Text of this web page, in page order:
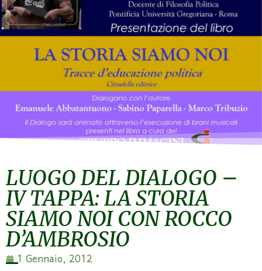
LUOGO DEL DIALOGO –
IV TAPPA: LA STORIA
SIAMO NOI CON ROCCO
D’AMBROSIO
1 Gennaio, 2012